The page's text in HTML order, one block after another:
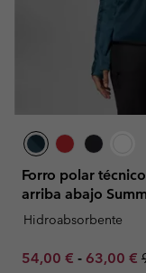
Forro polar
arriba abajo
Hidroabsorbente
Minimum sale
54,00 € - 63,00 €